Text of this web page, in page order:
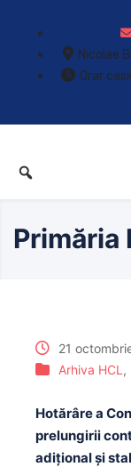
Nicolae
Orar
Primăria
21
Arhiva HCL ,
Hotărâre a
prelungirii
adiţional şi